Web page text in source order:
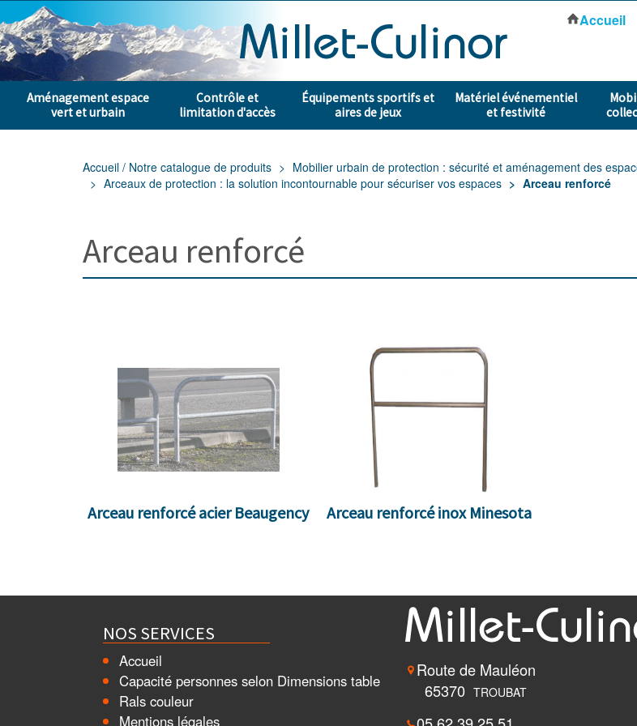
Aménagement espace
vert et urbain
Contrôle et
limitation d'accès
Équipements sportifs et
aires de jeux
Matériel événementiel
et festivité
Accueil
Accueil / Notre catalogue de produits
Mobilier urbain de protection : sécurité et aménagement des
Arceaux de protection : la solution incontournable pour sécuriser vos espaces
Arceau renforcé
Arceau renforcé
Arceau renforcé acier Beaugency Arceau renforcé inox Minesota
Route de Mauléon
65370 TROUBAT
NOS SERVICES
Accueil
Capacité personnes selon Dimensions table
Rals couleur
Mentions légales